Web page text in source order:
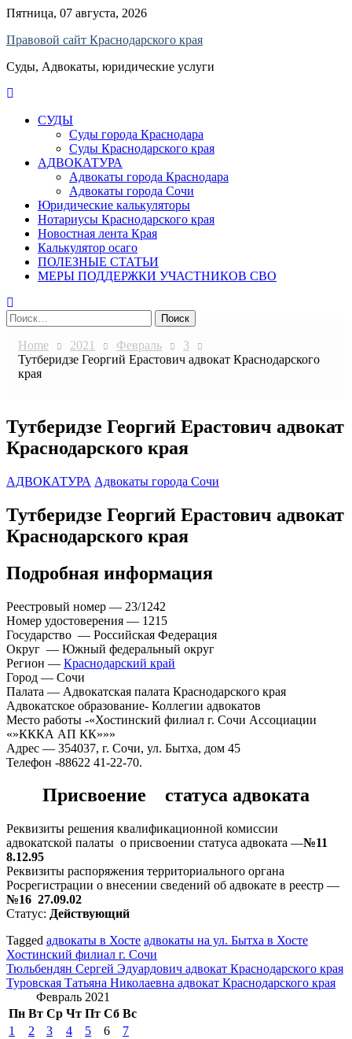
Skip
content
Пятница, 07 августа, 2026
Правовой сайт Краснодарского края
Суды, Адвокаты, юридические услуги
СУДЫ
Суды города Краснодара
Суды Краснодарского края
АДВОКАТУРА
Адвокаты города Краснодара
Адвокаты города Сочи
Юридические калькуляторы
Нотариусы Краснодарского края
Новостная лента Края
Калькулятор осаго
ПОЛЕЗНЫЕ СТАТЬИ
МЕРЫ ПОДДЕРЖКИ УЧАСТНИКОВ СВО
Найти:
Home 2021 Февраль
3
Тутберидзе Георгий Ерастович адвокат Краснодарского
края
Тутберидзе Георгий Ерастович адвокат
Краснодарского края
АДВОКАТУРА Адвокаты города Сочи
Тутберидзе Георгий Ерастович адвокат
Краснодарского края
Подробная информация
Реестровый номер — 23/1242
Номер удостоверения — 1215
Государство — Российская Федерация
Округ — Южный федеральный округ
Регион — Краснодарский край
Город — Сочи
Палата — Адвокатская палата Краснодарского края
Адвокатское образование- Коллегии адвокатов
Место работы -«Хостинский филиал г. Сочи Ассоциации
«»КККА АП КК»»»
Адрес — 354037, г. Сочи, ул. Бытха, дом 45
Телефон -88622 41-22-70.
Присвоение статуса адвоката
Реквизиты решения квалификационной комиссии
адвокатской палаты о присвоении статуса адвоката —№11
8.12.95
Реквизиты распоряжения территориального органа
Росрегистрации о внесении сведений об адвокате в реестр —
№16 27.09.02
Статус: Действующий
Tagged адвокаты в Хосте адвокаты на ул. Бытха в Хосте
Хостинский филиал г. Сочи
Навигация
по
записям
Тюльбендян Сергей Эдуардович адвокат Краснодарского края
Туровская Татьяна Николаевна адвокат Краснодарского края
Февраль 2021
Пн Вт Ср Чт Пт Сб Вс
1
2 3 4 5 6
7